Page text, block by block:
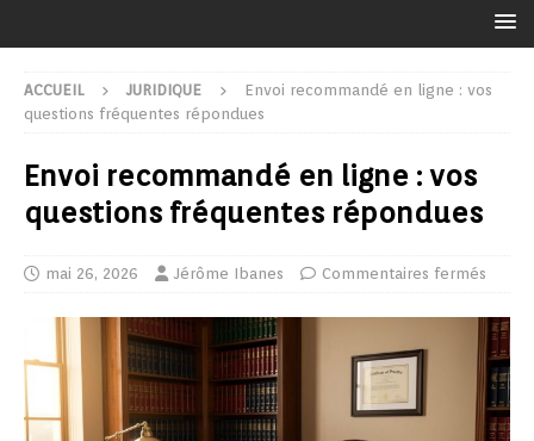
ACCUEIL JURIDIQUE
Envoi recommandé en ligne : vos
questions fréquentes répondues
Envoi recommandé en ligne : vos
questions fréquentes répondues
mai 26, 2026 Jérôme Ibanes Commentaires fermés